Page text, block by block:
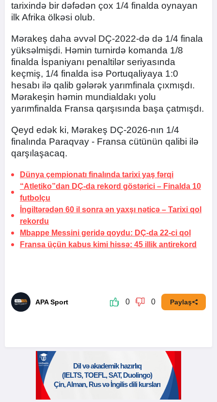
tarixində bir dəfədən çox 1/4 finalda oynayan
ilk Afrika ölkəsi olub.
Mərakeş daha əvvəl DÇ-2022-də də 1/4 finala
yüksəlmişdi. Həmin turnirdə komanda 1/8
finalda İspaniyanı penaltilər seriyasında
keçmiş, 1/4 finalda isə Portuqaliyaya 1:0
hesabı ilə qalib gələrək yarımfinala çıxmışdı.
Mərakeşin həmin mundialdakı yolu
yarımfinalda Fransa qarşısında başa çatmışdı.
Qeyd edək ki, Mərakeş DÇ-2026-nın 1/4
finalında Paraqvay - Fransa cütünün qalibi ilə
qarşılaşacaq.
Dünya çempionatı finalında tarixi yaş fərqi
“Atletiko”dan DÇ-da rekord göstərici – Finalda 10
futbolçu
İngiltərədən 60 il sonra ən yaxşı nəticə – Tarixi qol
rekordu
Mbappe Messini geridə qoydu: DÇ-da 22-ci qol
Fransa üçün kabus kimi hissə: 45 illik antirekord
APA Sport 0 0 Paylaş